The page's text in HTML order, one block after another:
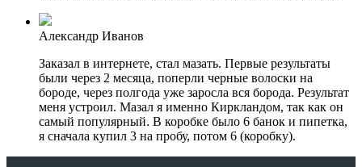
Александр Иванов
Заказал в интернете, стал мазать. Первые результаты
были через 2 месяца, поперли черные волоски на
бороде, через полгода уже заросла вся борода. Результат
меня устроил. Мазал я именно Киркландом, так как он
самый популярный. В коробке было 6 банок и пипетка,
я сначала купил 3 на пробу, потом 6 (коробку).